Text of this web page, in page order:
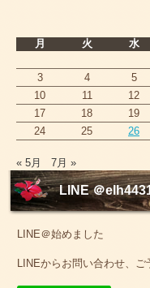
月
火 水
3
4 5
10
11 12
17
18 19
24
25 26
« 5月 7月 »
LINE ＠
LINE＠始めました
LINEからお問い合わせ、